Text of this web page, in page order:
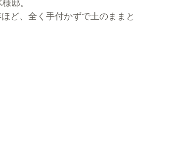
邸。
ど、全く手付かずで土のままと